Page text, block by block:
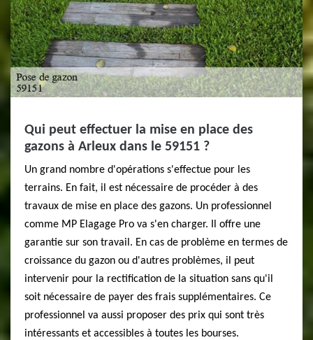
Qui peut effectuer la mise en place des
gazons à Arleux dans le 59151 ?
Un grand nombre d'opérations s'effectue pour les
terrains. En fait, il est nécessaire de procéder à des
travaux de mise en place des gazons. Un professionnel
comme MP Elagage Pro va s'en charger. Il offre une
garantie sur son travail. En cas de problème en termes de
croissance du gazon ou d'autres problèmes, il peut
intervenir pour la rectification de la situation sans qu'il
soit nécessaire de payer des frais supplémentaires. Ce
professionnel va aussi proposer des prix qui sont très
intéressants et accessibles à toutes les bourses.